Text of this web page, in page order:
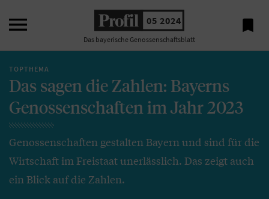
 05 2024
Das bayerische Genossenschaftsblatt

TOPTHEMA
Das sagen die Zahlen: Bayerns
Genossenschaften im Jahr 2023
Genossenschaften gestalten Bayern und sind für die
Wirtschaft im Freistaat unerlässlich. Das zeigt auch
ein Blick auf die Zahlen.